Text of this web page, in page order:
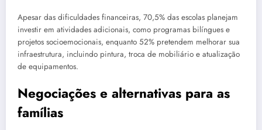
Apesar das dificuldades financeiras, 70,5% das escolas planejam
investir em atividades adicionais, como programas bilíngues e
projetos socioemocionais, enquanto 52% pretendem melhorar sua
infraestrutura, incluindo pintura, troca de mobiliário e atualização
de equipamentos.
Negociações e alternativas para as
famílias